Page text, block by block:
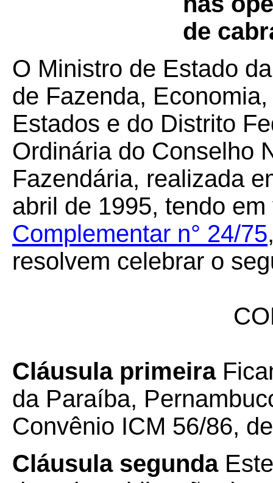
de
O Ministro de Estado
de Fazenda,
Estados e do Distrito
Ordinária do Conselho
Fazendária, realizada
abril de 1995, tendo
Complementar n° 24/75
resolvem celebrar o
Cláusula primeira
da Paraíba,
Convênio ICM 56/86,
Cláusula segunda